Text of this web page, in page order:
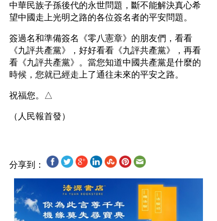
中華民族子孫後代的永世問題，斷不能解決真心希
望中國走上光明之路的各位簽名者的平安問題。
簽過名和準備簽名《零八憲章》的朋友們，看看
《九評共產黨》，好好看看《九評共產黨》，再看
看《九評共產黨》。當您知道中國共產黨是什麼的
時候，您就已經走上了通往未來的平安之路。
祝福您。△
分享到：